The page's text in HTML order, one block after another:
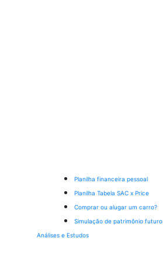
Planilha financeira pessoal
Planilha Tabela SAC x Price
Comprar ou alugar um carro?
Simulação de patrimônio futuro
Análises e Estudos